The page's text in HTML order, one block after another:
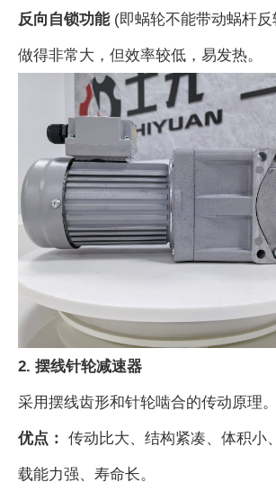
反向自锁功能(即蜗轮不能带动蜗杆反
做得非常大，但效率较低，易发热。
2. 摆线针轮减速器
采用摆线齿形和针轮啮合的传动原理。
优点： 传动比大、结构紧凑、体积小
载能力强、寿命长。